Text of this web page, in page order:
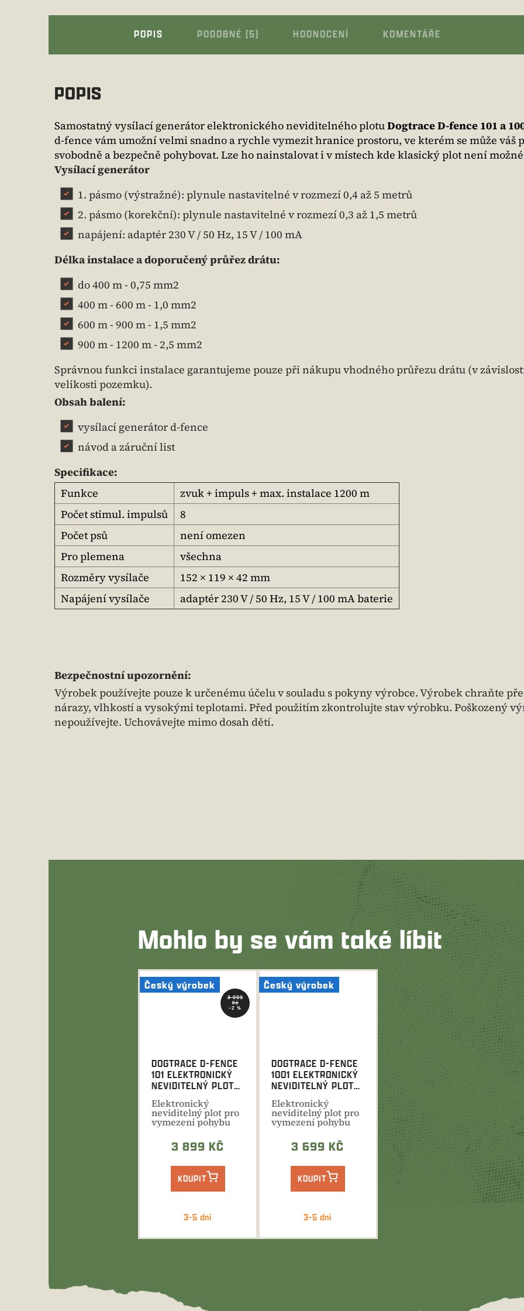
POPIS PODOBNÉ (5) HODNOCENÍ KOMENTÁŘE
POPIS
Samostatný vysílací generátor elektronického neviditelného plotuDogtrace D-fence 101 a
d-fence vám umožní velmi snadno a rychle vymezit hranice prostoru, ve kterém se může váš
svobodně a bezpečně pohybovat. Lze ho nainstalovat i v místech kde klasický plot není
Vysílací generátor
1. pásmo (výstražné): plynule nastavitelné v rozmezí 0,4 až 5 metrů
2. pásmo (korekční): plynule nastavitelné v rozmezí 0,3 až 1,5 metrů
napájení: adaptér 230 V / 50 Hz, 15 V / 100 mA
Délka instalace a doporučený průřez drátu:
do 400 m - 0,75 mm2
400 m - 600 m - 1,0 mm2
600 m - 900 m - 1,5 mm2
900 m - 1200 m - 2,5 mm2
Správnou funkci instalace garantujeme pouze při nákupu vhodného průřezu drátu (v
velikosti pozemku).
Obsah balení:
vysílací generátor d-fence
návod a záruční list
Specifikace:
Funkce
zvuk + impuls + max. instalace 1200 m
Počet stimul. impulsů
8
Počet psů
není omezen
Pro plemena
všechna
Rozměry vysílače
152 × 119 × 42 mm
Napájení vysílače
adaptér 230 V / 50 Hz, 15 V / 100 mA baterie
Bezpečnostní upozornění:
Výrobek používejte pouze k určenému účelu v souladu s pokyny výrobce. Výrobek chraňte
nárazy, vlhkostí a vysokými teplotami. Před použitím zkontrolujte stav výrobku. Poškozený
nepoužívejte. Uchovávejte mimo dosah dětí.
Mohlo by se vám také líbit
Český výrobek
3 999
Kč
–2 %
3-5 dní
DOGTRACE D-FENCE
101 ELEKTRONICKÝ
NEVIDITELNÝ PLOT
PRO PSY - 100 M
Elektronický
neviditelný plot pro
vymezení pohybu
psa. Instalace do
1200m....
3 899 KČ
KOUPIT
Český výrobek
3-5 dní
DOGTRACE D-FENCE
1001 ELEKTRONICKÝ
NEVIDITELNÝ PLOT
Elektronický
neviditelný plot pro
vymezení pohybu
psa. Instalace do
1200m.3 699 KČ
KOUPIT